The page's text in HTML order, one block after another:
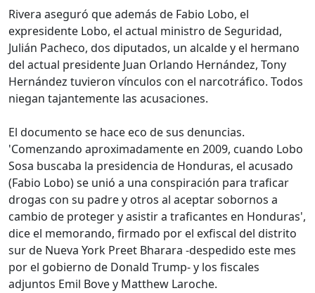
Rivera aseguró que además de Fabio Lobo, el
expresidente Lobo, el actual ministro de Seguridad,
Julián Pacheco, dos diputados, un alcalde y el hermano
del actual presidente Juan Orlando Hernández, Tony
Hernández tuvieron vínculos con el narcotráfico. Todos
niegan tajantemente las acusaciones.
El documento se hace eco de sus denuncias.
'Comenzando aproximadamente en 2009, cuando Lobo
Sosa buscaba la presidencia de Honduras, el acusado
(Fabio Lobo) se unió a una conspiración para traficar
drogas con su padre y otros al aceptar sobornos a
cambio de proteger y asistir a traficantes en Honduras',
dice el memorando, firmado por el exfiscal del distrito
sur de Nueva York Preet Bharara -despedido este mes
por el gobierno de Donald Trump- y los fiscales
adjuntos Emil Bove y Matthew Laroche.